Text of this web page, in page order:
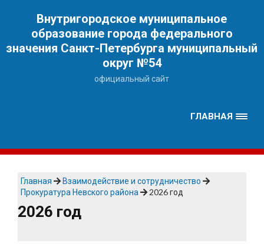
Внутригородское муниципальное
образование города федерального
значения Санкт-Петербурга муниципальный
округ №54
официальный сайт
ГЛАВНАЯ
Главная
Взаимодействие и сотрудничество
Прокуратура Невского района
2026 год
2026 год